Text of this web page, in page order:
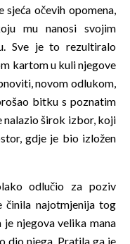
očevih opomena,
mu nanosi svojim
Sve je to rezultiralo
kartom u kuli njegove
novom odlukom,
bitku s poznatim
nalazio širok izbor, koji
gdje je bio izložen
odlučio za poziv
činila najotmjenija tog
njegova velika mana
dio njega. Pratila ga je